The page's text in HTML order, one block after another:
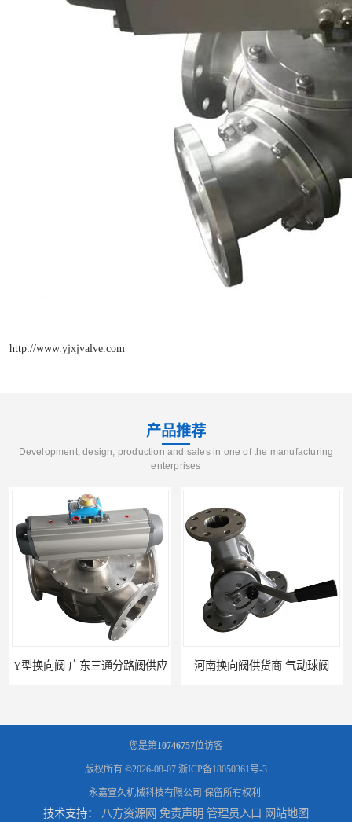
http://www.yjxjvalve.com
产品推荐
Development, design, production and sales in one of the manufacturing
enterprises
向阀 广东三通分路阀供应 河南换向阀供货商 气动球阀
您是第10746757位访客
版权所有 ©2026-08-07 浙ICP备18050361号-3
永嘉宣久机械科技有限公司 保留所有权利.
技术支持： 八方资源网 免责声明 管理员入口 网站地图